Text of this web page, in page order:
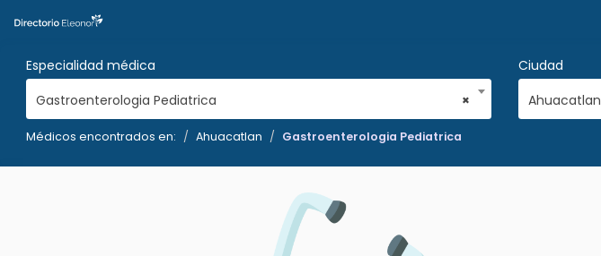
Especialidad médica
×
Gastroenterologia Pediatrica
Ciudad
Ahuacatlan
Médicos encontrados en: Ahuacatlan Gastroenterologia Pediatrica